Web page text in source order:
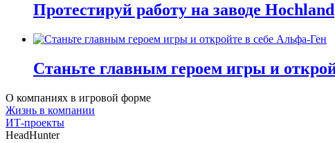
Протестируй работу на заводе Hochland
Станьте главным героем игры и
О компаниях в игровой форме
Жизнь в компании
ИТ-проекты
HeadHunter